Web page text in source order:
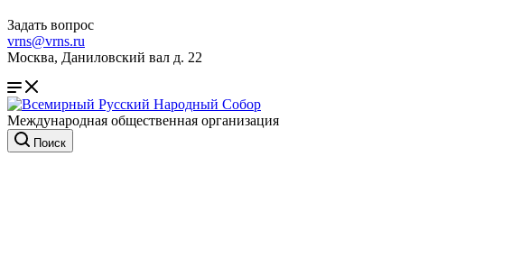
Задать вопрос
vrns@vrns.ru
Москва, Даниловский вал д. 22
Международная общественная организация
Поиск